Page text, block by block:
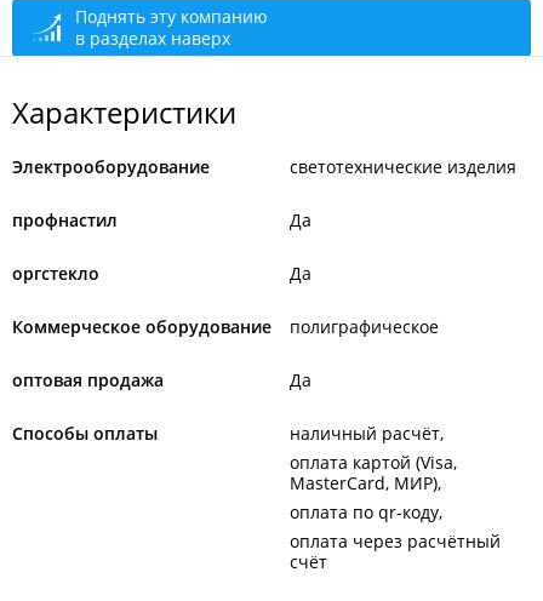
+7 914 331-32-68
+7 914 331-32-71
сегодня закрыто
Поднять эту компанию
в разделах наверх
Характеристики
Электрооборудование светотехнические изделия
профнастил Да
оргстекло Да
Коммерческое оборудование полиграфическое
оптовая продажа Да
Способы оплаты
наличный расчёт
оплата картой (Visa,
MasterCard, МИР)
оплата по qr-коду
оплата через расчётный
счёт